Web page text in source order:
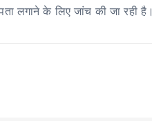
लगाने के लिए जांच की जा रही है।